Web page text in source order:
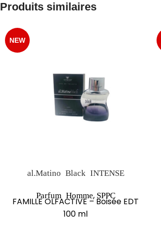
Produits similaires
NEW
al.Matino Black INTENSE
Parfum Homme, SPPC
FAMILLE OLFACTIVE – Boisée EDT
100 ml